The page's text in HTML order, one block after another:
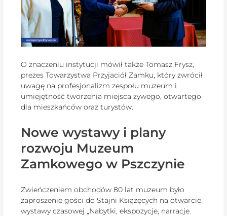
O znaczeniu instytucji mówił także Tomasz Frysz,
prezes Towarzystwa Przyjaciół Zamku, który zwrócił
uwagę na profesjonalizm zespołu muzeum i
umiejętność tworzenia miejsca żywego, otwartego
dla mieszkańców oraz turystów.
Nowe wystawy i plany
rozwoju Muzeum
Zamkowego w Pszczynie
Zwieńczeniem obchodów 80 lat muzeum było
zaproszenie gości do Stajni Książęcych na otwarcie
wystawy czasowej „Nabytki, ekspozycje, narracje.